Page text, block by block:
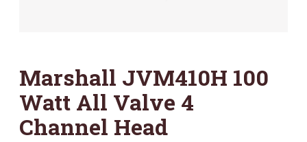
Marshall JVM410H 100
Watt All Valve 4
Channel Head